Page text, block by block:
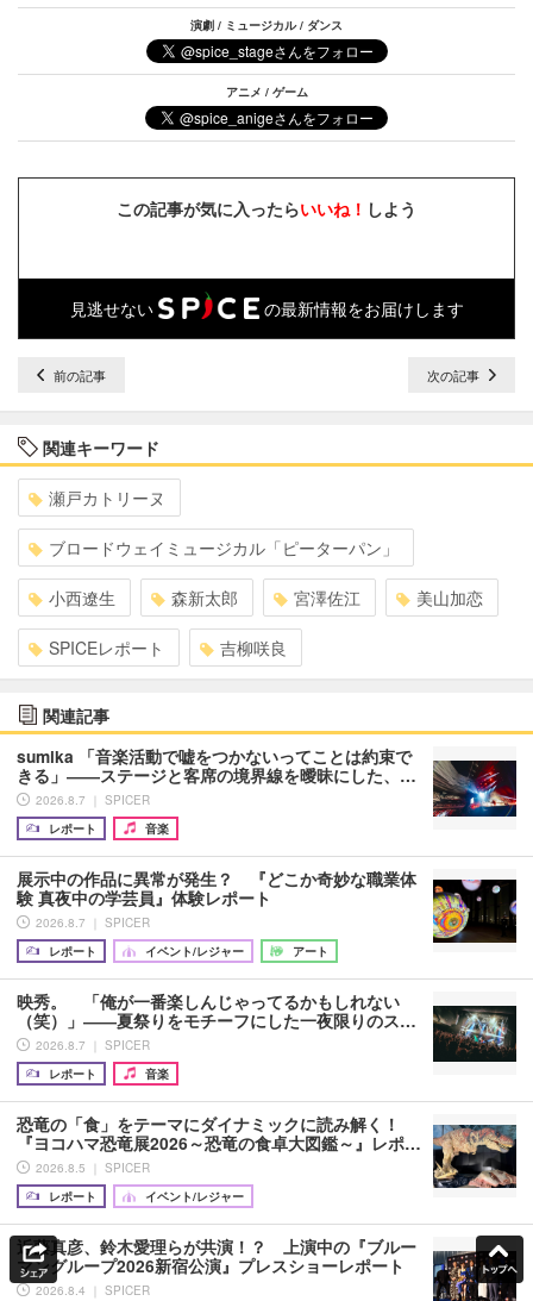
演劇 / ミュージカル / ダンス
アニメ / ゲーム
この記事が気に入ったらいいね！ しよう
見逃せない の最新情報をお届けします
前の記事 次の記事
関連キーワード
瀬戸カトリーヌ
ブロードウェイミュージカル「ピーターパン」
小西遼生 森新太郎 宮澤佐江 美山加恋
SPICEレポート 吉柳咲良
関連記事
sumika 「音楽活動で嘘をつかないってことは約束で
きる」――ステージと客席の境界線を曖昧にした、…
2026.8.7 ｜ SPICER
レポート
音楽
展示中の作品に異常が発生？ 『どこか奇妙な職業体
験 真夜中の学芸員』体験レポート
2026.8.7 ｜ SPICER
レポート
イベント/レジャー アート
映秀。 「俺が一番楽しんじゃってるかもしれない
（笑）」――夏祭りをモチーフにした一夜限りのス…
2026.8.7 ｜ SPICER
レポート
音楽
恐竜の「食」をテーマにダイナミックに読み解く！
『ヨコハマ恐竜展2026～恐竜の食卓大図鑑～』レポ…
2026.8.5 ｜ SPICER
レポート
イベント/レジャー
近藤真彦、鈴木愛理らが共演！？ 上演中の『ブルー
マングループ2026新宿公演』プレスショーレポート
2026.8.4 ｜ SPICER